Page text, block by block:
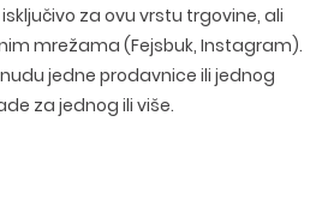
za ovu vrstu trgovine, ali
mrežama (Fejsbuk, Instagram).
jedne prodavnice ili jednog
za jednog ili više.